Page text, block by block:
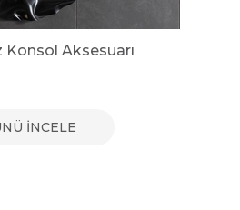
Konsol Aksesuarı
İNCELE